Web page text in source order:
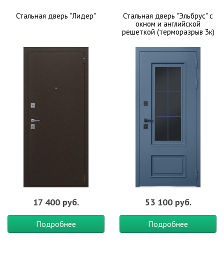
Стальная дверь "Лидер"
17 400 руб.
Подробнее
Стальная дверь "Эльбрус" с
окном и английской
решеткой (терморазрыв 3к)
53 100 руб.
Подробнее